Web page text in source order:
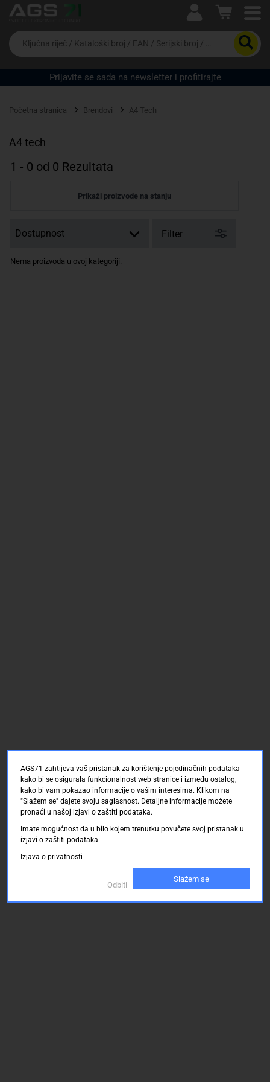
Ova postavka prilagođava asortiman proizvoda i
cijene vašim potrebama.
Da
biste
potražili
proizvod,
unesite
riječ,
EAN
serijski
Prijavite se sada na newsletter i profitirajte
Početna stranica Brendovi A4 Tech
A4 tech
1 - 0 od 0 Rezultata
Prikaži proizvode na stanju
Filter
Nema proizvoda u ovoj kategoriji.
AGS71 zahtijeva vaš pristanak za korištenje pojedinačnih podataka
kako bi se osigurala funkcionalnost web stranice i između ostalog,
kako bi vam pokazao informacije o vašim interesima. Klikom na
"Slažem se" dajete svoju saglasnost. Detaljne informacije možete
pronaći u našoj izjavi o zaštiti podataka.
Imate mogućnost da u bilo kojem trenutku povučete svoj pristanak u
izjavi o zaštiti podataka.
Izjava o privatnosti
Odbiti
Slažem se